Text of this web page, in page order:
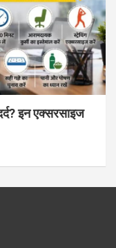
इन एक्सरसाइज